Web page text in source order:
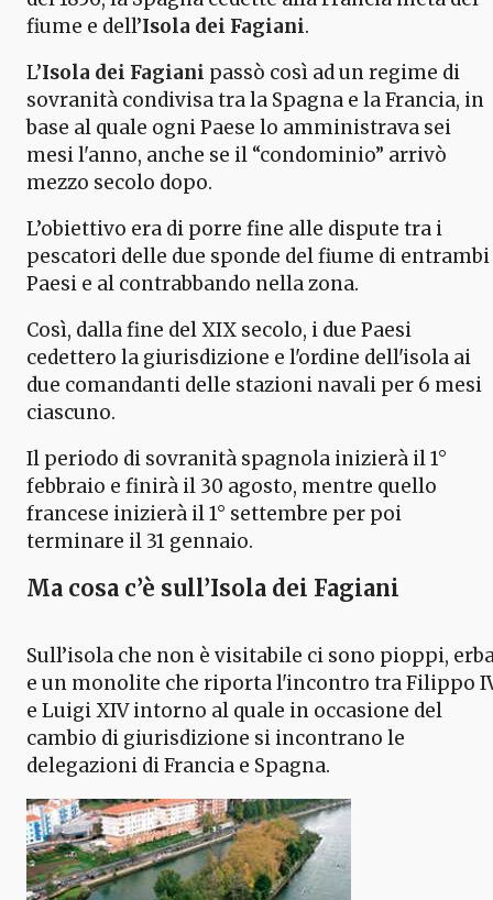
fiume e dell’Isola dei Fagiani.
L’Isola dei Fagiani passò così ad un regime di
sovranità condivisa tra la Spagna e la Francia, in
base al quale ogni Paese lo amministrava sei
mesi l'anno, anche se il “condominio” arrivò
mezzo secolo dopo.
L’obiettivo era di porre fine alle dispute tra i
pescatori delle due sponde del fiume di
Paesi e al contrabbando nella zona.
Così, dalla fine del XIX secolo, i due Paesi
cedettero la giurisdizione e l'ordine dell'isola ai
due comandanti delle stazioni navali per 6 mesi
ciascuno.
Il periodo di sovranità spagnola inizierà il 1°
febbraio e finirà il 30 agosto, mentre quello
francese inizierà il 1° settembre per poi
terminare il 31 gennaio.
Ma cosa c’è sull’Isola dei Fagiani
Sull’isola che non è visitabile ci sono pioppi,
e un monolite che riporta l'incontro tra Filippo
e Luigi XIV intorno al quale in occasione del
cambio di giurisdizione si incontrano le
delegazioni di Francia e Spagna.